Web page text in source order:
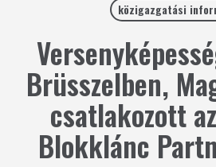
közigazgatási
Brüsszelben,
csatlakozott
Blokklánc